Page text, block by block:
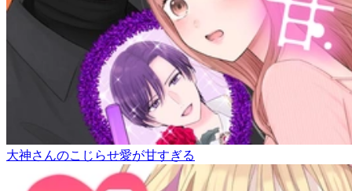
大神さんのこじらせ愛が甘すぎる